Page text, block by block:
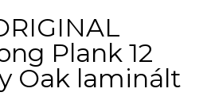
Plank 12
Oak laminált